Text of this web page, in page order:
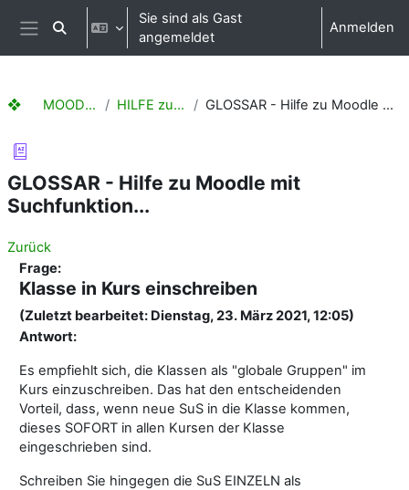
Zum Hauptinhalt
Website-Übersicht
Sucheingabe umschalten
Sie sind als Gast
angemeldet
Anmelden
❖ MOODLE Hilfen HILFE zu Moodle GLOSSAR - Hilfe zu Moodle mit Suchfunktion...
GLOSSAR - Hilfe zu Moodle mit
Suchfunktion...
Zurück
Frage:
Klasse in Kurs einschreiben
(Zuletzt bearbeitet: Dienstag, 23. März 2021, 12:05)
Antwort:
Es empfiehlt sich, die Klassen als "globale Gruppen" im
Kurs einzuschreiben. Das hat den entscheidenden
Vorteil, dass, wenn neue SuS in die Klasse kommen,
dieses SOFORT in allen Kursen der Klasse
eingeschrieben sind.
Schreiben Sie hingegen die SuS EINZELN als